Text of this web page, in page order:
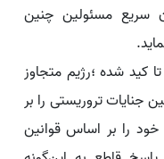
مسئولین چنین
کید شده ؛رژیم متجاوز
تروریستی را بر
را بر اساس قوانین